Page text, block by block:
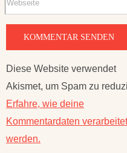
Diese Website verwendet
Akismet, um Spam zu
Erfahre, wie deine
Kommentardaten verarbeitet
werden.